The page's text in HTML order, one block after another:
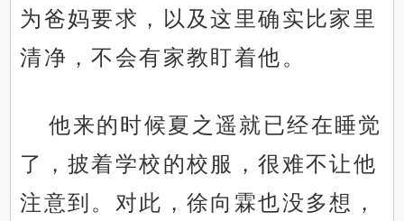
为爸妈要求，以及这里确实比家里
清净，不会有家教盯着他。
他来的时候夏之遥就已经在睡觉
了，披着学校的校服，很难不让他
注意到。对此，徐向霖也没多想，